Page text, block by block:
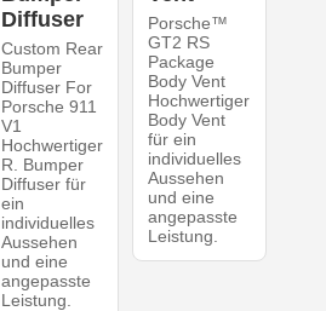
Diffuser
Custom Rear
Bumper
Diffuser For
Porsche 911
V1
Hochwertiger
R. Bumper
Diffuser für
ein
individuelles
Aussehen
und eine
angepasste
Leistung.
Porsche™
GT2 RS
Package
Body Vent
Hochwertiger
Body Vent
für ein
individuelles
Aussehen
und eine
angepasste
Leistung.